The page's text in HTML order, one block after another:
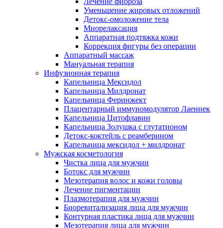
Уменьшение жировых отложений
Детокс-омоложение тела
Миорелаксация
Аппаратная подтяжка кожи
Коррекция фигуры без операции
Аппаратный массаж
Мануальная терапия
Инфузионная терапия
Капельница Мексидол
Капельница Милдронат
Капельница Феринжект
Плацентарный иммуномодулятор Лаеннек
Капельница Цитофлавин
Капельница Золушка с глутатионом
Детокс-коктейль с реамберином
Капельница мексидол + милдронат
Мужская косметология
Чистка лица для мужчин
Ботокс для мужчин
Мезотерапия волос и кожи головы
Лечение пигментации
Плазмотерапия для мужчин
Биоревитализация лица для мужчин
Контурная пластика лица для мужчин
Мезотерапия лица для мужчин